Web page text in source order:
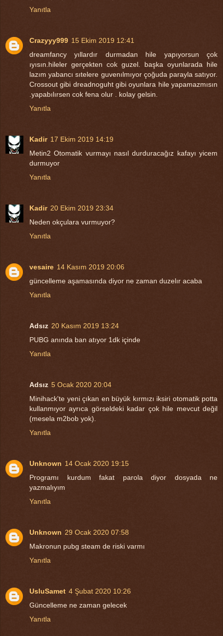
Yanıtla
Crazyyy999 15 Ekim 2019 12:41
dreamfancy yıllardır durmadan hile yapıyorsun çok
ıyısın.hileler gerçekten cok guzel. başka oyunlarada hile
lazım yabancı sıtelere guvenılmıyor çoğuda parayla satıyor.
Crossout gibi dreadnoguht gibi oyunlara hile yapamazmısın
.yapabılırsen cok fena olur . kolay gelsin.
Yanıtla
Kadir 17 Ekim 2019 14:19
Metin2 Otomatik vurmayı nasıl durduracağız kafayı yicem
durmuyor
Yanıtla
Kadir 20 Ekim 2019 23:34
Neden okçulara vurmuyor?
Yanıtla
vesaire 14 Kasım 2019 20:06
güncelleme aşamasında diyor ne zaman duzelır acaba
Yanıtla
Adsız 20 Kasım 2019 13:24
PUBG anında ban atıyor 1dk içinde
Yanıtla
Adsız 5 Ocak 2020 20:04
Minihack'te yeni çıkan en büyük kırmızı iksiri otomatik potta
kullanmıyor ayrıca görseldeki kadar çok hile mevcut değil
(mesela m2bob yok).
Yanıtla
Unknown 14 Ocak 2020 19:15
Programı kurdum fakat parola diyor dosyada ne
yazmalıyım
Yanıtla
Unknown 29 Ocak 2020 07:58
Makronun pubg steam de riski varmı
Yanıtla
UsluSamet 4 Şubat 2020 10:26
Güncelleme ne zaman gelecek
Yanıtla